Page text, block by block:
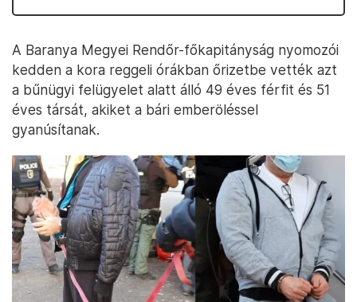
A Baranya Megyei Rendőr-főkapitányság nyomozói
kedden a kora reggeli órákban őrizetbe vették azt
a bűnügyi felügyelet alatt álló 49 éves férfit és 51
éves társát, akiket a bári emberöléssel
gyanúsítanak.